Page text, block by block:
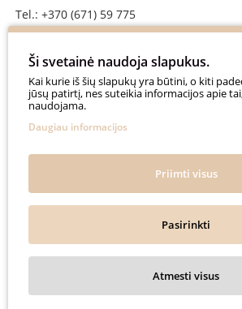
Tel.: +370 (671) 59 775
SEKITE MUS
auksinesvajone
@auksinesvajone3600
Ši svetainė naudoja slapukus.
Kai kurie iš šių slapukų yra būtini, o kiti
jūsų patirtį, nes suteikia informacijos apie
naudojama.
Daugiau informacijos
Priimti visus
Pasirinkti
Atmesti visus